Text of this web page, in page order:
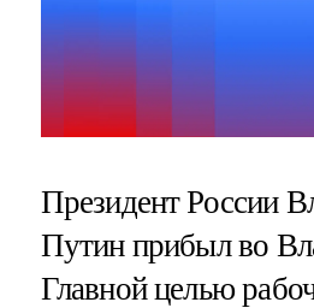
Президент России
Путин прибыл во
Главной целью